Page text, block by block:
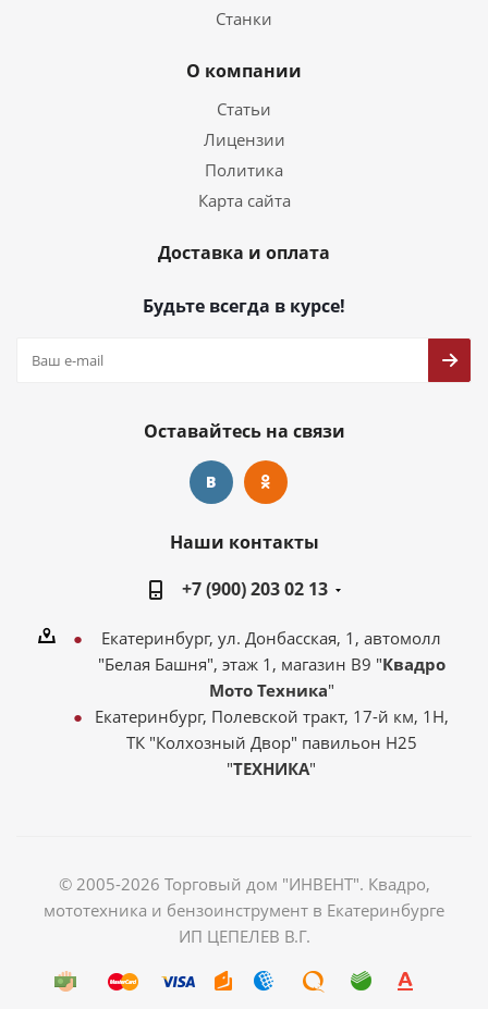
Станки
О компании
Статьи
Лицензии
Политика
Карта сайта
Доставка и оплата
Будьте всегда в курсе!
Оставайтесь на связи
Наши контакты
+7 (900) 203 02 13
Екатеринбург, ул. Донбасская, 1, автомолл
"Белая Башня", этаж 1, магазин В9 "Квадро
Мото Техника"
Екатеринбург, Полевской тракт, 17-й км, 1Н,
ТК "Колхозный Двор" павильон Н25
"ТЕХНИКА"
© 2005-2026 Торговый дом "ИНВЕНТ". Квадро,
мототехника и бензоинструмент в Екатеринбурге
ИП ЦЕПЕЛЕВ В.Г.